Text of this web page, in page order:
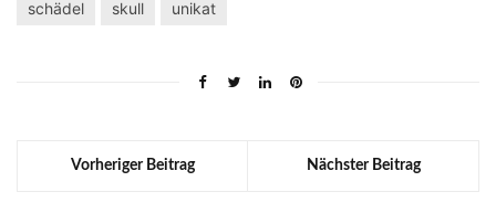
schädel
skull unikat
Vorheriger Beitrag Nächster Beitrag